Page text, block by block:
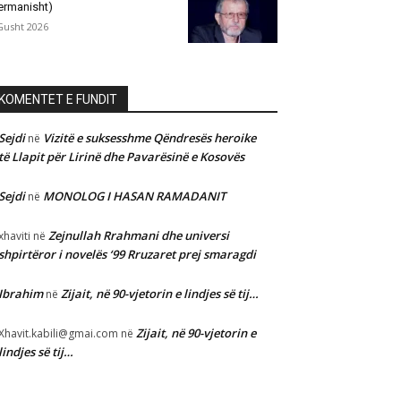
2026
E FUNDIT
në Vizitë e suksesshme Qëndresës heroike
Llapit për Lirinë dhe Pavarësinë e Kosovës
në MONOLOG I HASAN RAMADANIT
në Zejnullah Rrahmani dhe universi
i novelës ‘99 Rruzaret prej smaragdi
në Zijait, në 90-vjetorin e lindjes së tij…
në Zijait, në 90-vjetorin e
së tij…